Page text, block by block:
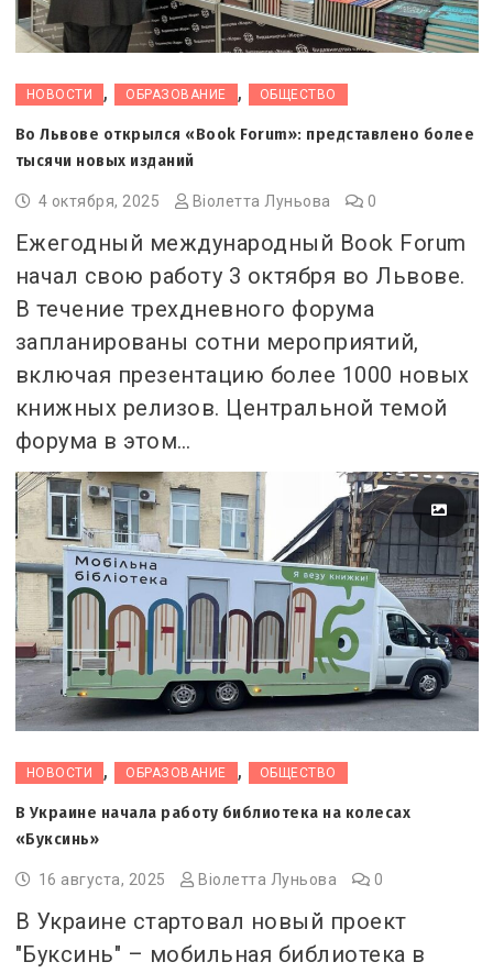
НОВОСТИ , ОБРАЗОВАНИЕ , ОБЩЕСТВО
Во Львове открылся «Book Forum»: представлено более
тысячи новых изданий
4 октября, 2025 Віолетта Луньова 0
Ежегодный международный Book Forum
начал свою работу 3 октября во Львове.
В течение трехдневного форума
запланированы сотни мероприятий,
включая презентацию более 1000 новых
книжных релизов. Центральной темой
форума в этом…
НОВОСТИ , ОБРАЗОВАНИЕ , ОБЩЕСТВО
В Украине начала работу библиотека на колесах
«Буксинь»
16 августа, 2025 Віолетта Луньова 0
В Украине стартовал новый проект
"Буксинь" – мобильная библиотека в